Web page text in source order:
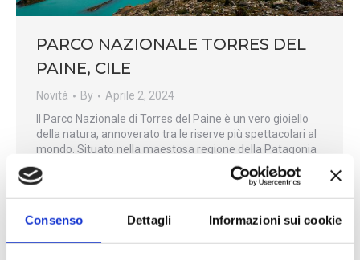
Consenso Dettagli Informazioni sui cookie
PARCO NAZIONALE TORRES DEL
PAINE, CILE
Novità By
Aprile 2, 2024
Il Parco Nazionale di Torres del Paine è un vero gioiello
della natura, annoverato tra le riserve più spettacolari al
mondo. Situato nella maestosa regione della Patagonia
Cilena, questo parco offre uno spettacolo mozzafiato
con la sua variegata bellezza naturale. Qui, puoi
avventurarti tra maestosi ghiacciai, catturare l’incontro